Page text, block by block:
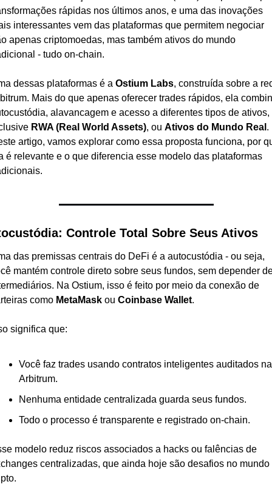
rápidas nos últimos anos, e uma das inovações
interessantes vem das plataformas que permitem negociar
apenas criptomoedas, mas também ativos do mundo
- tudo on-chain.
dessas plataformas é a Ostium Labs, construída sobre a
Mais do que apenas oferecer trades rápidos, ela
alavancagem e acesso a diferentes tipos de ativos,
RWA (Real World Assets), ou Ativos do Mundo Real .
artigo, vamos explorar como essa proposta funciona, por
é relevante e o que diferencia esse modelo das plataformas
Controle Total Sobre Seus Ativos
das premissas centrais do DeFi é a autocustódia - ou seja,
mantém controle direto sobre seus fundos, sem depender
Na Ostium, isso é feito por meio da conexão de
como MetaMask ou Coinbase Wallet.
significa que:
Você faz trades usando contratos inteligentes auditados na
Arbitrum.
Nenhuma entidade centralizada guarda seus fundos.
Todo o processo é transparente e registrado on-chain.
modelo reduz riscos associados a hacks ou falências de
centralizadas, que ainda hoje são desafios no mundo